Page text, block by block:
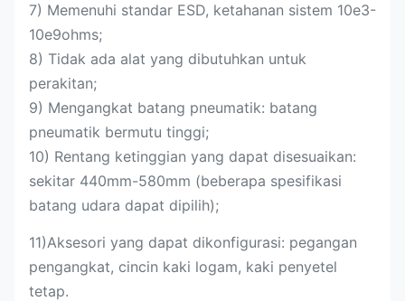
7) Memenuhi standar ESD, ketahanan sistem 10e3-
10e9ohms;
8) Tidak ada alat yang dibutuhkan untuk
perakitan;
9) Mengangkat batang pneumatik: batang
pneumatik bermutu tinggi;
10) Rentang ketinggian yang dapat disesuaikan:
sekitar 440mm-580mm (beberapa spesifikasi
batang udara dapat dipilih);
11)Aksesori yang dapat dikonfigurasi: pegangan
pengangkat, cincin kaki logam, kaki penyetel
tetap.